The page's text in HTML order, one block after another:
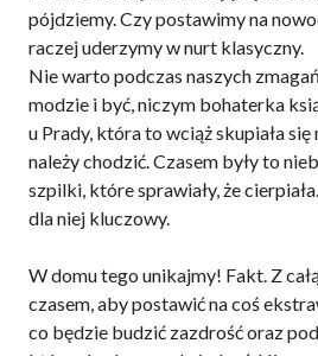
pójdziemy. Czy postawimy na
raczej uderzymy w nurt klasyczny.
Nie warto podczas naszych
modzie i być, niczym bohaterka
u Prady, która to wciąż skupiała
należy chodzić. Czasem były to
szpilki, które sprawiały, że
dla niej kluczowy.
W domu tego unikajmy! Fakt. Z
czasem, aby postawić na coś
co będzie budzić zazdrość oraz